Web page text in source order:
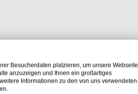
Besucherdaten platzieren, um unsere Webseite
anzuzeigen und Ihnen ein großartiges
Informationen zu den von uns verwendeten